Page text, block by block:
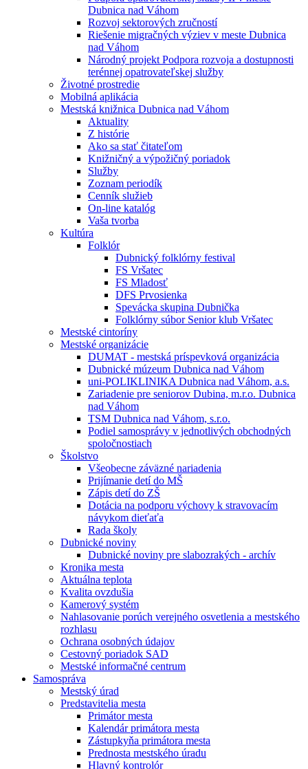
Dubnica nad Váhom
Rozvoj sektorových zručností
Riešenie migračných výziev v meste Dubnica
nad Váhom
Národný projekt Podpora rozvoja a dostupnosti
terénnej opatrovateľskej služby
Životné prostredie
Mobilná aplikácia
Mestská knižnica Dubnica nad Váhom
Aktuality
Z histórie
Ako sa stať čitateľom
Knižničný a výpožičný poriadok
Služby
Zoznam periodík
Cenník služieb
On-line katalóg
Vaša tvorba
Kultúra
Folklór
Dubnický folklórny festival
FS Vršatec
FS Mladosť
DFS Prvosienka
Spevácka skupina Dubnička
Folklórny súbor Senior klub Vršatec
Mestské cintoríny
Mestské organizácie
DUMAT - mestská príspevková organizácia
Dubnické múzeum Dubnica nad Váhom
uni-POLIKLINIKA Dubnica nad Váhom, a.s.
Zariadenie pre seniorov Dubina, m.r.o. Dubnica
nad Váhom
TSM Dubnica nad Váhom, s.r.o.
Podiel samosprávy v jednotlivých obchodných
spoločnostiach
Školstvo
Všeobecne záväzné nariadenia
Prijímanie detí do MŠ
Zápis detí do ZŠ
Dotácia na podporu výchovy k stravovacím
návykom dieťaťa
Rada školy
Dubnické noviny
Dubnické noviny pre slabozrakých - archív
Kronika mesta
Aktuálna teplota
Kvalita ovzdušia
Kamerový systém
Nahlasovanie porúch verejného osvetlenia a mestského
rozhlasu
Ochrana osobných údajov
Cestovný poriadok SAD
Mestské informačné centrum
Samospráva
Mestský úrad
Predstavitelia mesta
Primátor mesta
Kalendár primátora mesta
Zástupkyňa primátora mesta
Prednosta mestského úradu
Hlavný kontrolór